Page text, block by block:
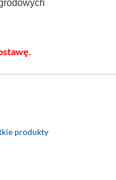
produkty